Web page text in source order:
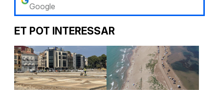
Google
ET POT INTERESSAR